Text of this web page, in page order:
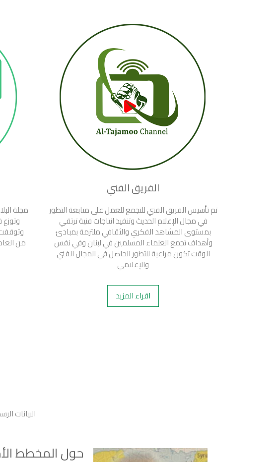
الفريق الفني
تم تأسيس الفريق الفني للتجمع للعمل على متابعة التطور
في مجال الإعلام الحديث وتنفيذ انتاجات فنية ترتقي
بمستوى المشاهد الفكري والثقافي ملتزمة بمبادئ
وأهداف تجمع العلماء المسلمين في لبنان وفي نفس
الوقت تكون مراعية للتطور الحاصل في المجال الفني
والإعلامي
اقراء المزيد
البيانات
حول المخطط